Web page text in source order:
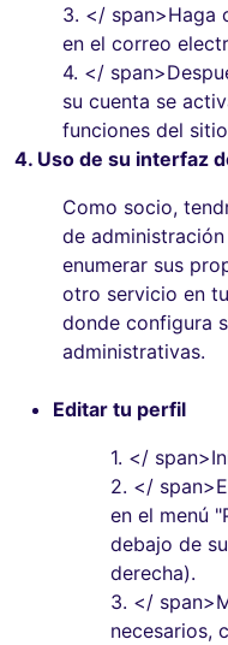
3. </ span>Haga
en el correo
4. </
su cuenta se
funciones del
4. Uso de su interfaz
Como socio,
de
enumerar sus
otro servicio en
donde configura
administrativas.
Editar tu perfil
1. </
2. </
en el menú
debajo de
derecha).
3. </
necesarios,